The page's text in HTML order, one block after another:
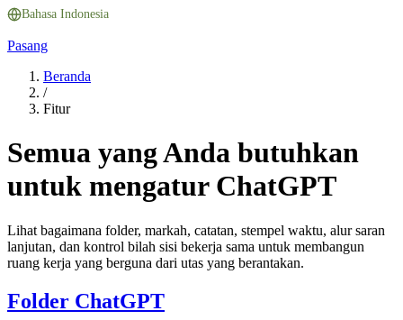
Bahasa Indonesia
Pasang
Beranda
/
Fitur
Semua yang Anda butuhkan
untuk mengatur ChatGPT
Lihat bagaimana folder, markah, catatan, stempel waktu, alur saran
lanjutan, dan kontrol bilah sisi bekerja sama untuk membangun
ruang kerja yang berguna dari utas yang berantakan.
Folder ChatGPT